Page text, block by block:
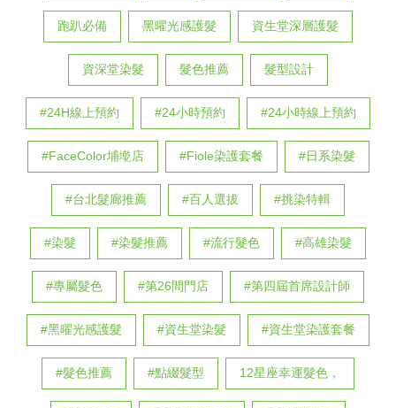
跑趴必備 黑曜光感護髮 資生堂深層護髮
資深堂染髮 髮色推薦 髮型設計
#24H線上預約 #24小時預約 #24小時線上預約
#FaceColor埔墘店 #Fiole染護套餐 #日系染髮
#台北髮廊推薦 #百人選拔 #挑染特輯
#染髮 #染髮推薦 #流行髮色 #高雄染髮
#專屬髮色 #第26間門店 #第四屆首席設計師
#黑曜光感護髮 #資生堂染髮 #資生堂染護套餐
#髮色推薦 #點綴髮型 12星座幸運髮色，